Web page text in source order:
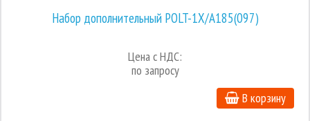
Набор дополнительный POLT-1X/A185(097)
Цена с НДС:
по запросу
В корзину